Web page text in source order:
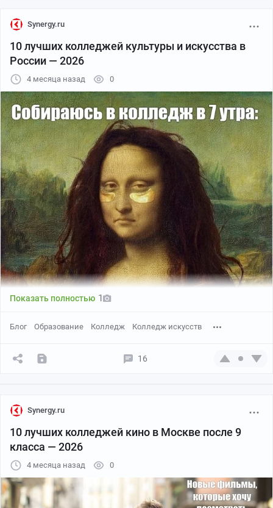
Synergy.ru
10 лучших колледжей культуры и искусства в
России — 2026
4 месяца назад 0
Показать полностью 1
Блог Образование Колледж Колледж искусств
16
Synergy.ru
10 лучших колледжей кино в Москве после 9
класса — 2026
4 месяца назад 0